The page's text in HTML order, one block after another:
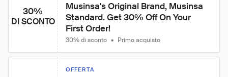
30%
DI SCONTO
Musinsa's Original Brand, Musinsa
Standard. Get 30% Off On Your
First Order!
30% di sconto • Primo acquisto
OFFERTA